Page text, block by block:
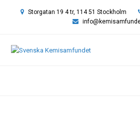
Storgatan 19 4 tr, 114 51 Stockholm